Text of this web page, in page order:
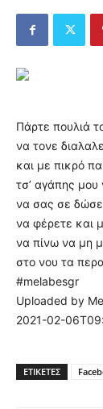
Πάρτε πουλιά
να τονε
και με πικρό
τσ’ αγάπης μου
να σας σε
να φέρετε και
να πίνω να μη
στο νου τα
#melabesgr
Uploaded by
2021-02-
ΕΤΙΚΕΤΕΣ